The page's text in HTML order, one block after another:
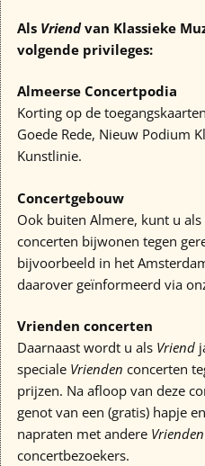
Als Vriendvan Klassieke
volgende privileges:
Almeerse Concertpodia
Korting op de
Goede Rede, Nieuw Podium
Kunstlinie.
Concertgebouw
Ook buiten Almere, kunt u
concerten bijwonen tegen
bijvoorbeeld in het
daarover geïnformeerd via
Vrienden concerten
Daarnaast wordt u als Vriend
speciale Vrienden concerten
prijzen. Na afloop van deze
genot van een (gratis) hapje
napraten met andere Vrienden
concertbezoekers.